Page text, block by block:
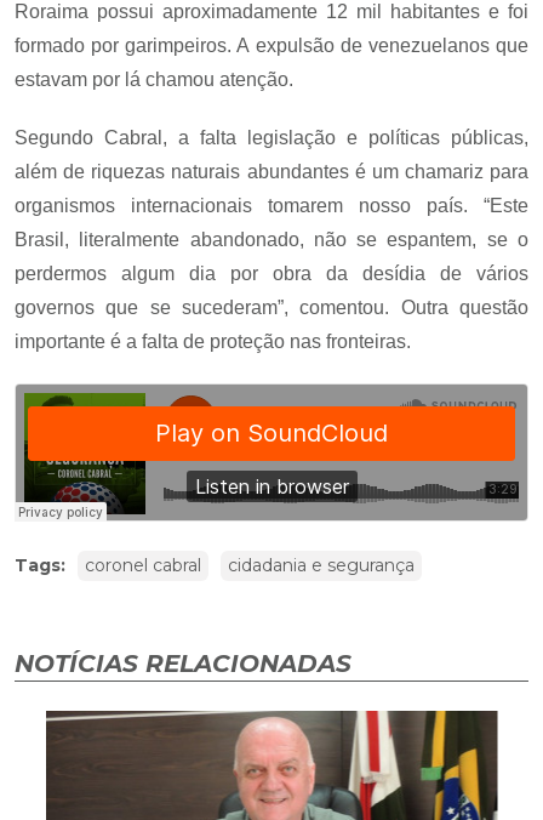
Roraima possui aproximadamente 12 mil habitantes e foi
formado por garimpeiros. A expulsão de venezuelanos que
estavam por lá chamou atenção.
Segundo Cabral, a falta legislação e políticas públicas,
além de riquezas naturais abundantes é um chamariz para
organismos internacionais tomarem nosso país. “Este
Brasil, literalmente abandonado, não se espantem, se o
perdermos algum dia por obra da desídia de vários
governos que se sucederam”, comentou. Outra questão
importante é a falta de proteção nas fronteiras.
Tags: coronel cabral cidadania e segurança
NOTÍCIAS RELACIONADAS